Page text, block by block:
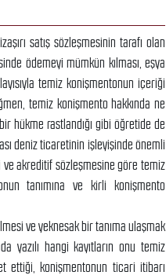
satış sözleşmesinin tarafı olan
ödemeyi mümkün kılması, eşya
temiz konişmentonun içeriği
temiz konişmento hakkında ne
hükme rastlandığı gibi öğretide de
deniz ticaretinin işleyişinde önemli
ve akreditif sözleşmesine göre temiz
tanımına ve kirli konişmento
ve yeknesak bir tanıma ulaşmak
yazılı hangi kayıtların onu temiz
ettiği, konişmentonun ticari itibarı